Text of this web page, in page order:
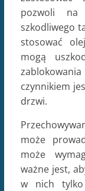
pozwoli
szkodliwego
stosować
mogą
czynnikiem
drzwi.
może
może
ważne jest,
w nich tylko